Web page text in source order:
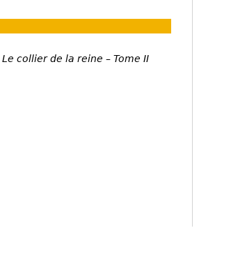
Le collier de la reine – Tome II